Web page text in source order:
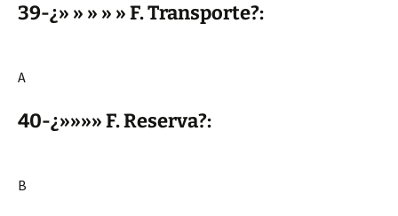
39-¿» » » » » F. Transporte?:
A
40-¿»»»» F. Reserva?:
B